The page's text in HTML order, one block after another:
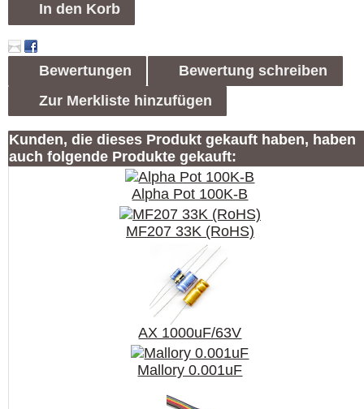
In den Korb
Bewertungen
Bewertung schreiben
Zur Merkliste hinzufügen
Kunden, die dieses Produkt gekauft haben, haben
auch folgende Produkte gekauft:
Alpha Pot 100K-B
MF207 33K (RoHS)
AX 1000uF/63V
Mallory 0.001uF